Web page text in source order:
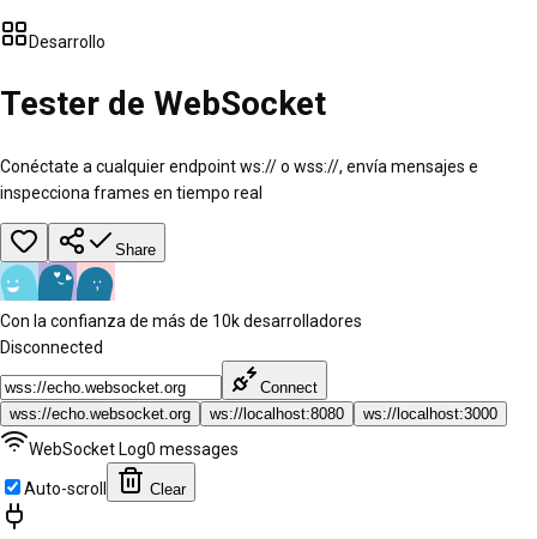
Desarrollo
Tester de WebSocket
Conéctate a cualquier endpoint ws:// o wss://, envía mensajes e
inspecciona frames en tiempo real
Share
Con la confianza de más de 10k desarrolladores
Disconnected
Connect
wss://echo.websocket.org
ws://localhost:8080 ws://localhost:3000
WebSocket Log0 messages
Auto-scroll Clear